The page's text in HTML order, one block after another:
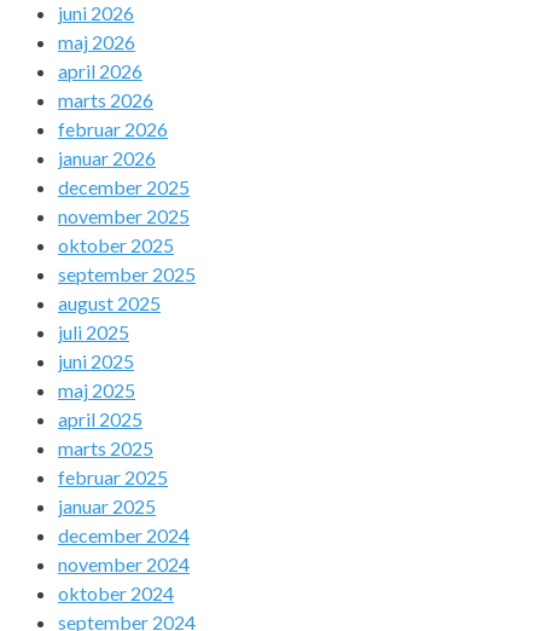
juni 2026
maj 2026
april 2026
marts 2026
februar 2026
januar 2026
december 2025
november 2025
oktober 2025
september 2025
august 2025
juli 2025
juni 2025
maj 2025
april 2025
marts 2025
februar 2025
januar 2025
december 2024
november 2024
oktober 2024
september 2024